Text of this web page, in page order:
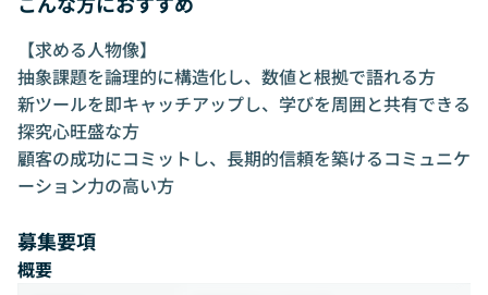
【求める人物像】
抽象課題を論理的に構造化し、数値と根拠で語れる方
新ツールを即キャッチアップし、学びを周囲と共有できる
探究心旺盛な方
顧客の成功にコミットし、長期的信頼を築けるコミュニケ
ーション力の高い方
募集要項
概要